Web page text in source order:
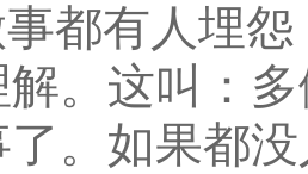
都有人埋
。这叫：
。如果都